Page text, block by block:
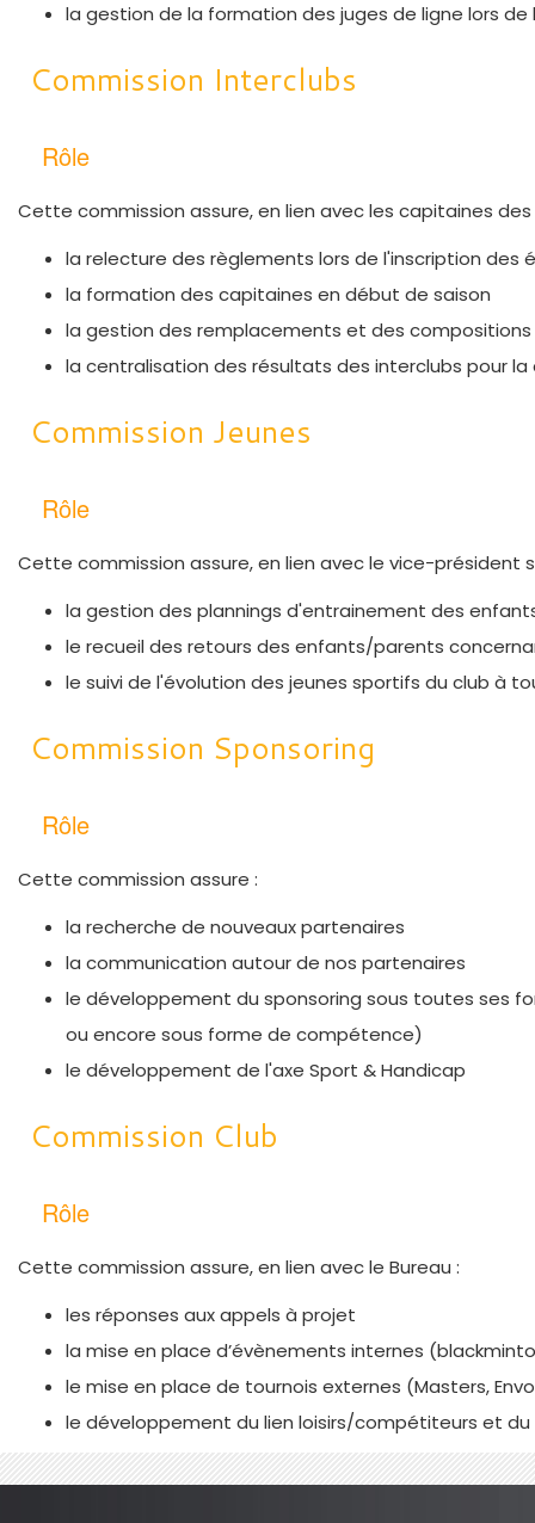
la gestion de la formation des juges de ligne lors de
Commission Interclubs
Rôle
Cette commission assure, en lien avec les capitaines
la relecture des règlements lors de l'inscription des
la formation des capitaines en début de saison
la gestion des remplacements et des
la centralisation des résultats des interclubs pour
Commission Jeunes
Rôle
Cette commission assure, en lien avec le vice-président
la gestion des plannings d'entrainement des
le recueil des retours des enfants/parents
le suivi de l'évolution des jeunes sportifs du club à
Commission Sponsoring
Rôle
Cette commission assure :
la recherche de nouveaux partenaires
la communication autour de nos partenaires
le développement du sponsoring sous toutes ses
ou encore sous forme de compétence)
le développement de l'axe Sport & Handicap
Commission Club
Rôle
Cette commission assure, en lien avec le Bureau :
les réponses aux appels à projet
la mise en place d’évènements internes
le mise en place de tournois externes (Masters,
le développement du lien loisirs/compétiteurs et